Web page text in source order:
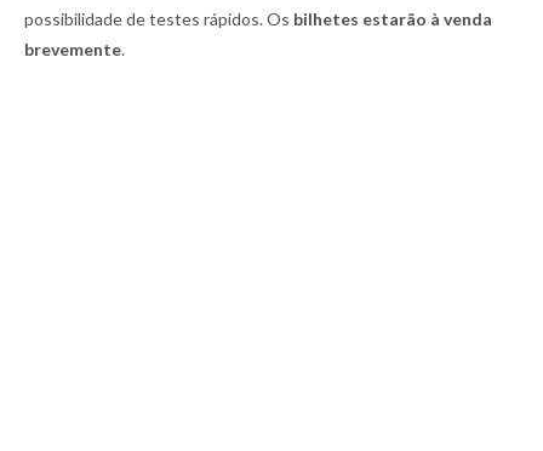
possibilidade de testes rápidos. Os bilhetes estarão à venda
brevemente.